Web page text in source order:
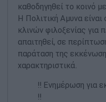
καθοδηγηθεί το κοινό
Η Πολιτική Αμυνα είναι
κλινών φιλοξενίας για
απαιτηθεί, σε
παράταση της
χαρακτηριστικά.
‼️ Ενημέρωση για
‼️